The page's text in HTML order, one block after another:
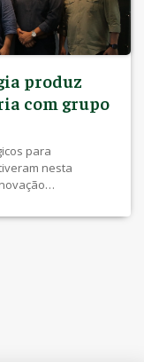
produz
com grupo
para
nesta
do Centro